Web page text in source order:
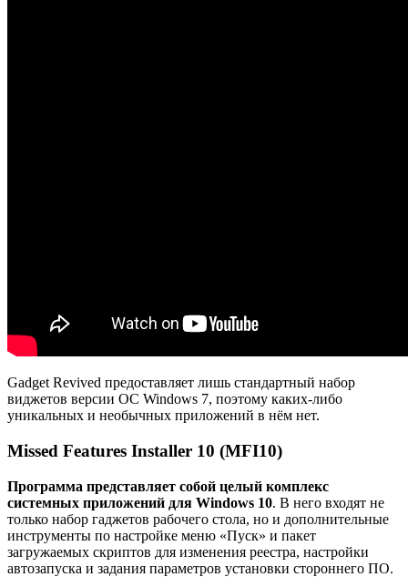
Gadget Revived предоставляет лишь стандартный набор
виджетов версии ОС Windows 7, поэтому каких-либо
уникальных и необычных приложений в нём нет.
Missed Features Installer 10 (MFI10)
Программа представляет собой целый комплекс
системных приложений для Windows 10. В него входят не
только набор гаджетов рабочего стола, но и дополнительные
инструменты по настройке меню «Пуск» и пакет
загружаемых скриптов для изменения реестра, настройки
автозапуска и задания параметров установки стороннего ПО.